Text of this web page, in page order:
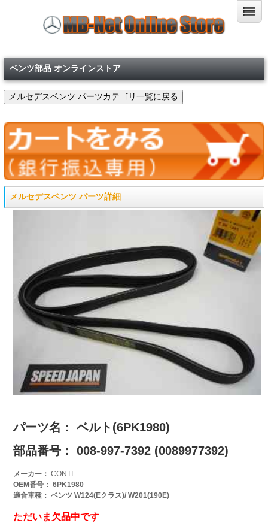
ベンツ部品 オンラインストア
メルセデスベンツ パーツ詳細
パーツ名： ベルト(6PK1980)
部品番号： 008-997-7392 (0089977392)
メーカー： CONTI
OEM番号： 6PK1980
適合車種： ベンツ W124(Eクラス)/ W201(190E)
ただいま欠品中です